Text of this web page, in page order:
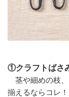
①クラフトば
茎や細めの枝、
揃えるならコレ！